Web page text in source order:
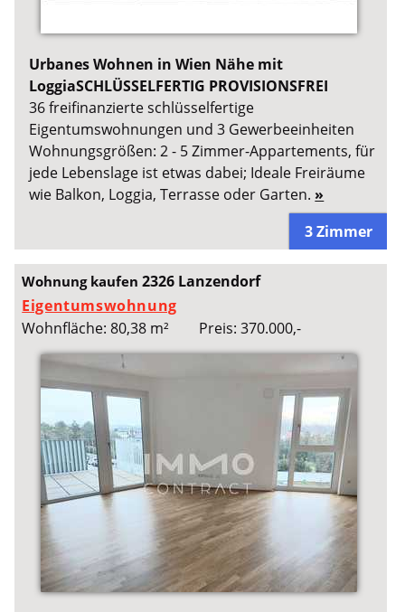
Urbanes Wohnen in Wien Nähe mit
LoggiaSCHLÜSSELFERTIG PROVISIONSFREI
36 freifinanzierte schlüsselfertige
Eigentumswohnungen und 3 Gewerbeeinheiten
Wohnungsgrößen: 2 - 5 Zimmer-Appartements, für
jede Lebenslage ist etwas dabei; Ideale Freiräume
wie Balkon, Loggia, Terrasse oder Garten. »
3 Zimmer
Wohnung kaufen2326 Lanzendorf
Eigentumswohnung
Wohnfläche: 80,38 m²
Preis: 370.000,-